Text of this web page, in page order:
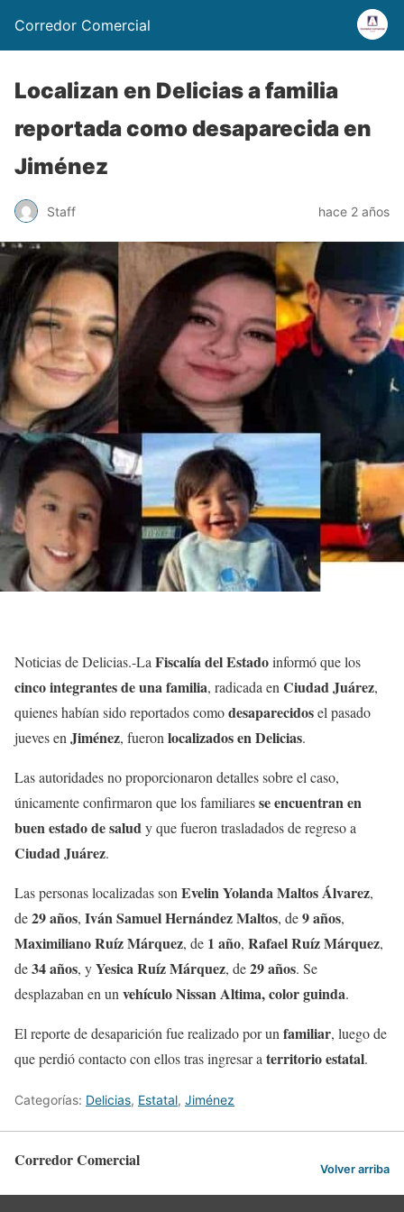
Corredor Comercial
Localizan en Delicias a familia
reportada como desaparecida en
Jiménez
Staff hace 2 años
Noticias de Delicias.-La Fiscalía del Estadoinformó que los
cinco integrantes de una familia, radicada en Ciudad Juárez,
quienes habían sido reportados comodesaparecidosel pasado
jueves en Jiménez, fueron localizados en Delicias.
Las autoridades no proporcionaron detalles sobre el caso,
únicamente confirmaron que los familiaresse encuentran en
buen estado de saludy que fueron trasladados de regreso a
Ciudad Juárez.
Las personas localizadas son Evelin Yolanda Maltos Álvarez,
de29 años, Iván Samuel Hernández Maltos, de9 años,
Maximiliano Ruíz Márquez, de 1 año, Rafael Ruíz Márquez,
de34 años, yYesica Ruíz Márquez, de29 años. Se
desplazaban en un vehículo Nissan Altima, color guinda.
El reporte de desaparición fue realizado por un familiar, luego de
que perdió contacto con ellos tras ingresar a territorio estatal.
Categorías: Delicias, Estatal, Jiménez
Corredor Comercial Volver arriba